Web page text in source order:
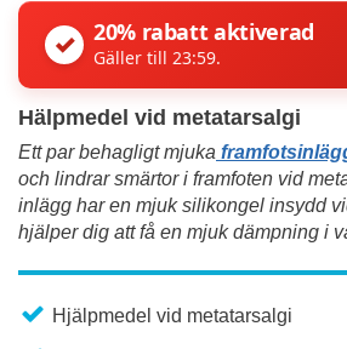
✓ 20% rabatt aktiverad
Gäller till 23:59.
Hälpmedel vid metatarsalgi
Ett par behagligt mjuka
och lindrar smärtor i framfoten vid
inlägg har en mjuk silikongel insydd
hjälper dig att få en mjuk dämpning i
Hjälpmedel vid metatarsalgi